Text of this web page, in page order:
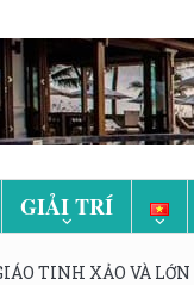
GIẢI TRÍ
TINH XẢO VÀ